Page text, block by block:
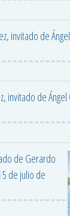
invitado de
invitado de
de Gerardo
de julio de